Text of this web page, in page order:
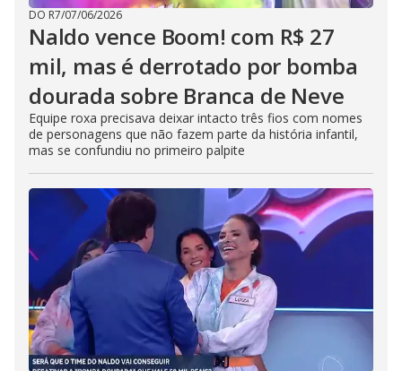
DO R7/07/06/2026
Naldo vence Boom! com R$ 27
mil, mas é derrotado por bomba
dourada sobre Branca de Neve
Equipe roxa precisava deixar intacto três fios com nomes
de personagens que não fazem parte da história infantil,
mas se confundiu no primeiro palpite